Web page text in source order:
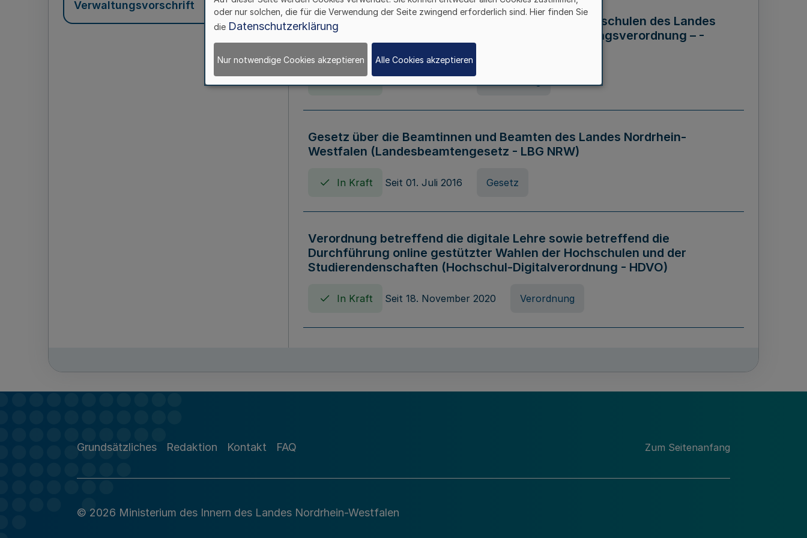
Verwaltungsvorschrift
Verordnung über die Wirtschaftsführung der Hochschulen des Landes
Nordrhein-Westfalen (Hochschulwirtschaftsführungsverordnung – -
Gesetz über die Beamtinnen und Beamten des Landes Nordrhein-
Westfalen (Landesbeamtengesetz - LBG NRW)
In Kraft Seit 01. Juli 2016 Gesetz
Verordnung betreffend die digitale Lehre sowie betreffend die
Durchführung online gestützter Wahlen der Hochschulen und der
Studierendenschaften (Hochschul-Digitalverordnung - HDVO)
In Kraft Seit 18. November 2020 Verordnung
(Hochschulabgabenverordnung - HAbg-VO)
Gesetz über die Kunsthochschulen des Landes Nordrhein-Westfalen
Grundsätzliches Redaktion Kontakt FAQ Zum Seitenanfang
© 2026 Ministerium des Innern des Landes Nordrhein-Westfalen
oder nur solchen, die für die Verwendung der Seite zwingend erforderlich sind. Hier finden Sie
die Datenschutzerklärung
Nur notwendige Cookies akzeptieren Alle Cookies akzeptieren